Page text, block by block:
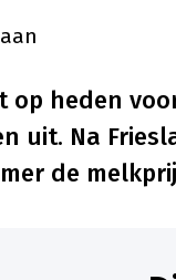
op heden
uit. Na
de